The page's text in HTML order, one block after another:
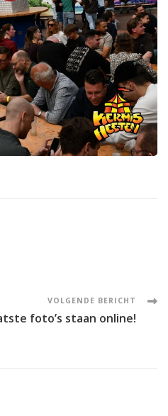
VOLGENDE BERICHT
foto’s staan online!